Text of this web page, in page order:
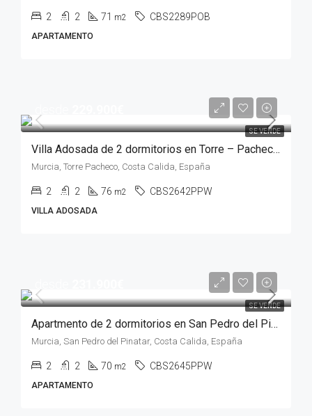
2 2 71 m2 CBS2289POB
APARTAMENTO
SE VENDE
Villa Adosada de 2 dormitorios en Torre – Pacheco, MURCIA
Murcia, Torre Pacheco, Costa Calida, España
2 2 76 m2 CBS2642PPW
VILLA ADOSADA
SE VENDE
Apartmento de 2 dormitorios en San Pedro del Pinatar, MURCIA
Murcia, San Pedro del Pinatar, Costa Calida, España
2 2 70 m2 CBS2645PPW
APARTAMENTO